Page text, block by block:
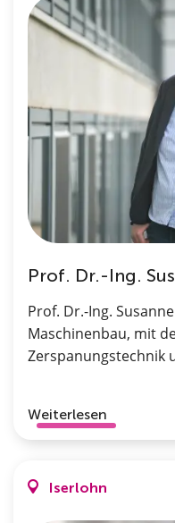
Prof. Dr.-Ing.
Prof. Dr.-Ing.
Maschinenbau, mit
Zerspanungstechnik
Weiterlesen
Iserlohn